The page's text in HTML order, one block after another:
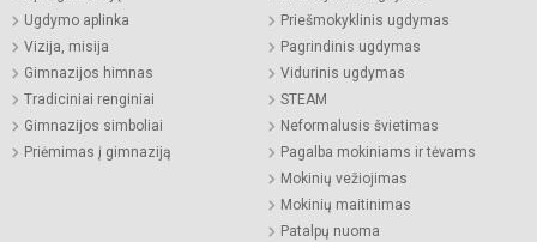
Ugdymo aplinka
Vizija, misija
Gimnazijos himnas
Tradiciniai renginiai
Gimnazijos simboliai
Priėmimas į gimnaziją
Priešmokyklinis ugdymas
Pagrindinis ugdymas
Vidurinis ugdymas
STEAM
Neformalusis švietimas
Pagalba mokiniams ir tėvams
Mokinių vežiojimas
Mokinių maitinimas
Patalpų nuoma